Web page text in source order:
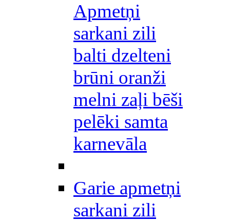
Apmetņi
sarkani zili
balti dzelteni
brūni oranži
melni zaļi bēši
pelēki samta
karnevāla
Garie apmetņi
sarkani zili